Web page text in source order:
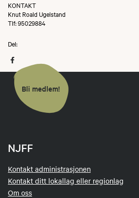
KONTAKT
Knut Roald Ugelstand
Tlf: 95029884
Del:
Bli medlem!
NJFF
Kontakt administrasjonen
Kontakt ditt lokallag eller regionlag
Om oss